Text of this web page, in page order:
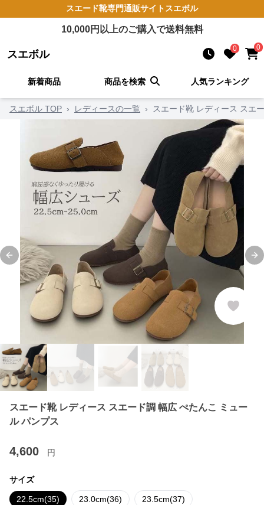
スエード靴専門通販サイト スエボル
10,000円以上のご購入で送料無料
スエボル 0 0
新着商品 商品を検索 人気ランキング
スエボル TOP › レディースの一覧 › スエード靴 レディース スエ
Previous slide
スエード靴 レディース スエード調 幅広 ぺたんこ ミュー
ル パンプス
4,600 円
サイズ
22.5cm(35) 23.0cm(36) 23.5cm(37)